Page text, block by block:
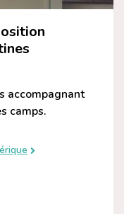
accompagnant
camps.